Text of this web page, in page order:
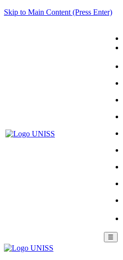
Skip to Main Content (Press Enter)
☰